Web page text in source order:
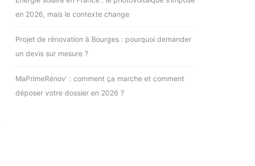
en 2026, mais le contexte change
Projet de rénovation à Bourges : pourquoi demander
un devis sur mesure ?
MaPrimeRénov’ : comment ça marche et comment
déposer votre dossier en 2026 ?